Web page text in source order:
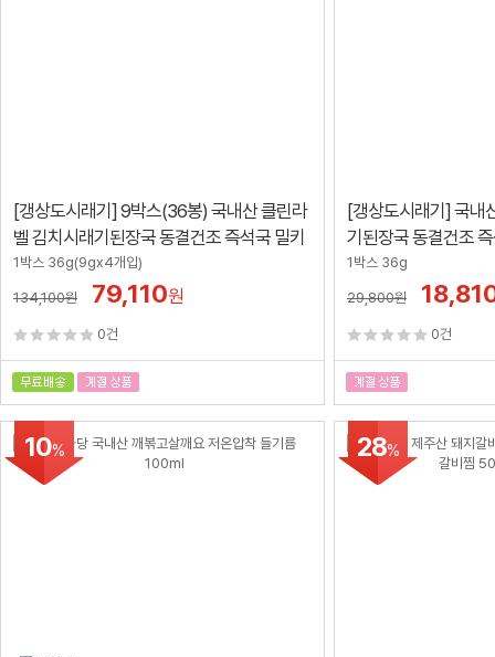
[갱상도시래기] 9박스(36봉) 국내산 클린라
벨 김치시래기된장국 동결건조 즉석국 밀키
트
1박스 36g(9gx4개입)
134,100원 79,110원
0건
[갱상도시래기] 국내
기된장국 동결건조
개입)
1박스 36g
29,800원
0건
10% 28%